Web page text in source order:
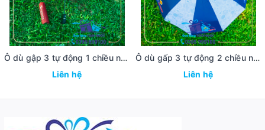
Ô dù gập 3 tự động 1 chiều ngân hàng Agribank
Liên hệ
Ô dù gấp 3 tự động 2 chiều ngân hàng Vietbank
Liên hệ